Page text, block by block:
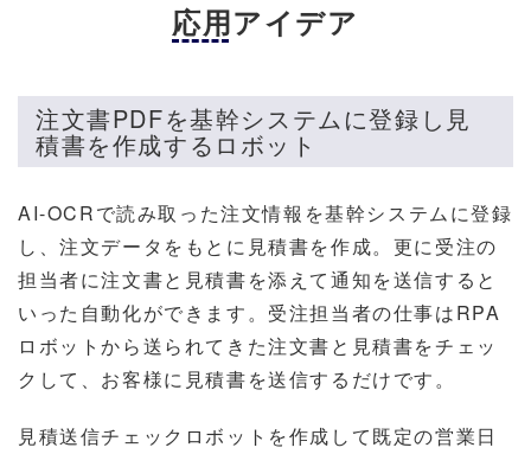
応用アイデア
注文書PDFを基幹システムに登録し見
積書を作成するロボット
AI-OCRで読み取った注文情報を基幹システムに登録
し、注文データをもとに見積書を作成。更に受注の
担当者に注文書と見積書を添えて通知を送信すると
いった自動化ができます。受注担当者の仕事はRPA
ロボットから送られてきた注文書と見積書をチェッ
クして、お客様に見積書を送信するだけです。
見積送信チェックロボットを作成して既定の営業日